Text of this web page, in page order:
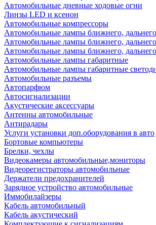
Автомобильные дневные ходовые огни
Линзы LED и ксенон
Автомобильные компрессоры
Автомобильные лампы ближнего, дальнего
Автомобильные лампы ближнего, дальнего
Автомобильные лампы ближнего,
Автомобильные лампы габаритные
Автомобильные лампы габаритные
Автомобильные разъемы
Автопарфюм
Автосигнализации
Акустические аксессуары
Антенны автомобильные
Антирадары
Услуги установки доп.оборудования в авто
Бортовые компьютеры
Брелки, чехлы
Видеокамеры автомобильные,мониторы
Видеорегистраторы автомобильные
Держатели предохранителей
Зарядное устройство автомобильные
Иммобилайзеры
Кабель автомобильный
Кабель акустический